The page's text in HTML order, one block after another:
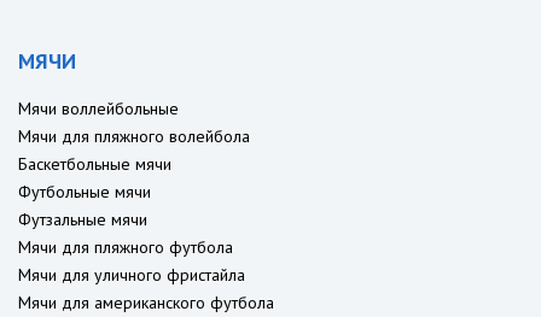
МЯЧИ
Мячи воллейбольные
Мячи для пляжного волейбола
Баскетбольные мячи
Футбольные мячи
Футзальные мячи
Мячи для пляжного футбола
Мячи для уличного фристайла
Мячи для американского футбола